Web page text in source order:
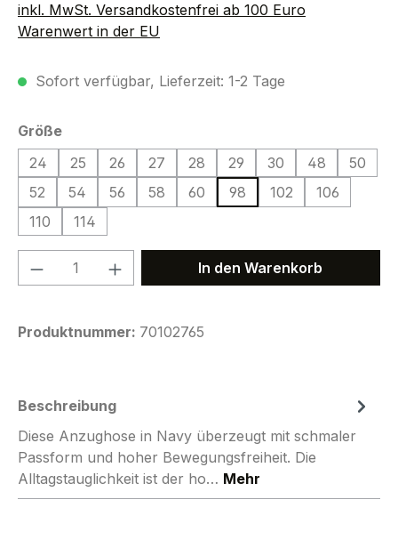
inkl. MwSt. Versandkostenfrei ab 100 Euro
Warenwert in der EU
Sofort verfügbar, Lieferzeit: 1-2 Tage
Größeauswählen
24
25 26 27 28 29 30 48
50
52
54 56 58 60 98 102
106
110
114
Produkt Anzahl: Gib denIn den Warenkorb
Produktnummer: 70102765
Beschreibung
Diese Anzughose in Navy überzeugt mit schmaler
Passform und hoher Bewegungsfreiheit. Die
Alltagstauglichkeit ist der ho… Mehr